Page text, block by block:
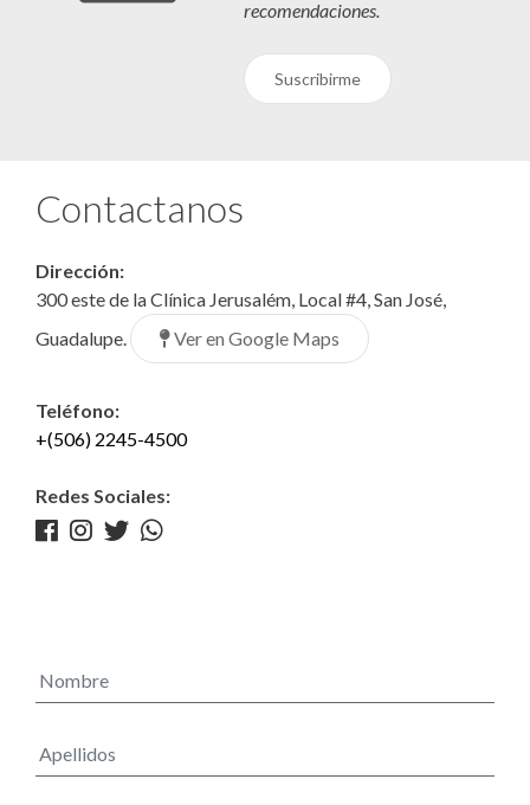
recomendaciones.
Suscribirme
Contactanos
Dirección:
300 este de la Clínica Jerusalém, Local #4, San José,
Guadalupe.
Ver en Google Maps
Teléfono:
+(506) 2245-4500
Redes Sociales: